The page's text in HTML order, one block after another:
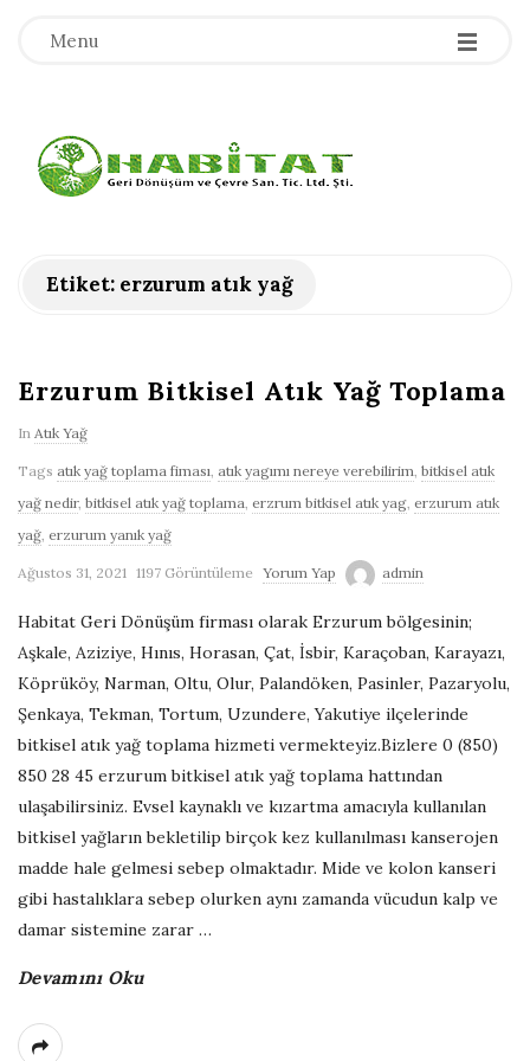
Menu -
-
-
H
t
a
t
G
e
r
i
D
ö
n
ü
ş
Etiket: erzurum atık yağ
Erzurum Bitkisel Atık Yağ Toplama
In Atık Yağ
Tags atık yağ toplama fiması, atık yagımı nereye verebilirim, bitkisel atık
yağ nedir, bitkisel atık yağ toplama, erzrum bitkisel atık yag, erzurum atık
yağ, erzurum yanık yağ
Ağustos 31, 2021 1197 Görüntüleme Yorum Yap admin
Habitat Geri Dönüşüm firması olarak Erzurum bölgesinin;
Aşkale, Aziziye, Hınıs, Horasan, Çat, İsbir, Karaçoban, Karayazı,
Köprüköy, Narman, Oltu, Olur, Palandöken, Pasinler, Pazaryolu,
Şenkaya, Tekman, Tortum, Uzundere, Yakutiye ilçelerinde
bitkisel atık yağ toplama hizmeti vermekteyiz.Bizlere 0 (850)
850 28 45 erzurum bitkisel atık yağ toplama hattından
ulaşabilirsiniz. Evsel kaynaklı ve kızartma amacıyla kullanılan
bitkisel yağların bekletilip birçok kez kullanılması kanserojen
madde hale gelmesi sebep olmaktadır. Mide ve kolon kanseri
gibi hastalıklara sebep olurken aynı zamanda vücudun kalp ve
damar sistemine zarar …
Devamını Oku